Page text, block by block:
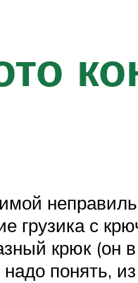
грузика с
крюк (он в
понять,